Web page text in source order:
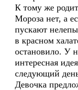
К тому же
Мороза нет, а
пускают
в красном
остановило. У
интересная
следующий
Девочка